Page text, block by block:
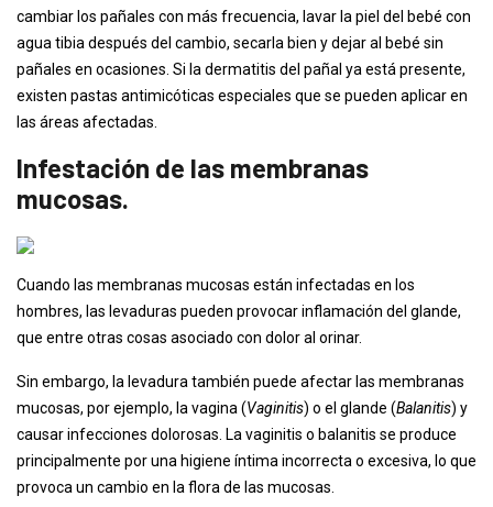
cambiar los pañales con más frecuencia, lavar la piel del bebé con
agua tibia después del cambio, secarla bien y dejar al bebé sin
pañales en ocasiones. Si la dermatitis del pañal ya está presente,
existen pastas antimicóticas especiales que se pueden aplicar en
las áreas afectadas.
Infestación de las membranas
mucosas.
Cuando las membranas mucosas están infectadas en los
hombres, las levaduras pueden provocar inflamación del glande,
que entre otras cosas asociado con dolor al orinar.
Sin embargo, la levadura también puede afectar las membranas
mucosas, por ejemplo, la vagina (Vaginitis) o el glande (Balanitis) y
causar infecciones dolorosas. La vaginitis o balanitis se produce
principalmente por una higiene íntima incorrecta o excesiva, lo que
provoca un cambio en la flora de las mucosas.